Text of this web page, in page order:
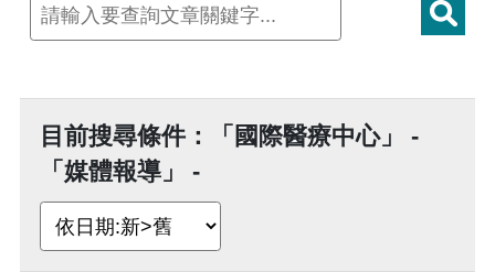
目前搜尋條件：「國際醫療中心」 -
「媒體報導」 -